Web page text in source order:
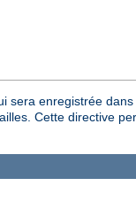
enregistrée
Cette directive